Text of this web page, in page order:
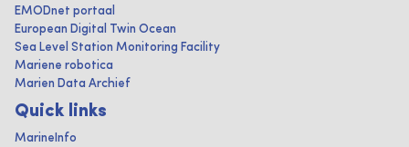
EMODnet portaal
European Digital Twin Ocean
Sea Level Station Monitoring Facility
Mariene robotica
Marien Data Archief
Quick links
MarineInfo